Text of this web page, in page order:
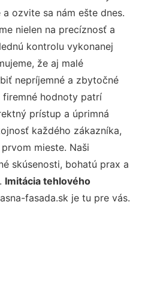
ozvite sa nám ešte dnes.
nielen na precíznosť a
kontrolu vykonanej
že aj malé
nepríjemné a zbytočné
firemné hodnoty patrí
prístup a úprimná
každého zákazníka,
mieste. Naši
skúsenosti, bohatú prax a
Imitácia tehlového
fasada.sk je tu pre vás.